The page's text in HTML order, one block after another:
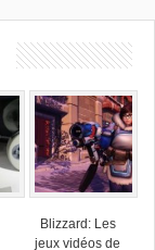
Blizzard: Les
jeux vidéos de